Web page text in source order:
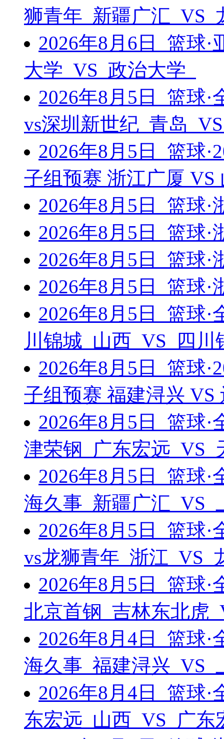
狮青年 新疆广汇 VS
2026年8月6日 篮球
大学 VS 政治大学
2026年8月5日 篮球·
vs深圳新世纪 青岛
2026年8月5日 篮球
子组预赛 浙江广厦
2026年8月5日 篮球
2026年8月5日 篮球
2026年8月5日 篮球
2026年8月5日 篮球
2026年8月5日 篮球·
川锦城 山西 VS 四
2026年8月5日 篮球
子组预赛 福建浔兴
2026年8月5日 篮球·
津荣钢 广东宏远 VS
2026年8月5日 篮球·
海久事 新疆广汇 VS
2026年8月5日 篮球·
vs龙狮青年 浙江 VS
2026年8月5日 篮球·
北京首钢 吉林东北
2026年8月4日 篮球·
海久事 福建浔兴 VS
2026年8月4日 篮球·
东宏远 山西 VS 广